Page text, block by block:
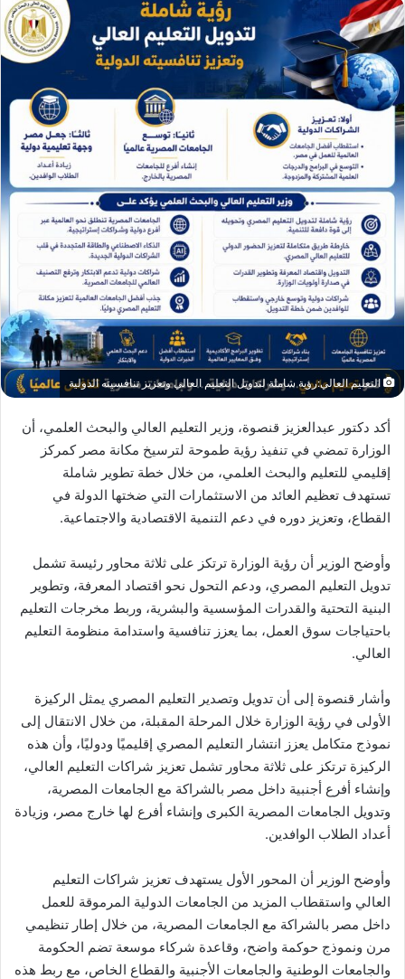
التعليم العالي:رؤية شاملة لتدويل التعليم العالي وتعزيز تنافسيته الدولية
أكد دكتور عبدالعزيز قنصوة، وزير التعليم العالي والبحث العلمي، أن
الوزارة تمضي في تنفيذ رؤية طموحة لترسيخ مكانة مصر كمركز
إقليمي للتعليم والبحث العلمي، من خلال خطة تطوير شاملة
تستهدف تعظيم العائد من الاستثمارات التي ضختها الدولة في
القطاع، وتعزيز دوره في دعم التنمية الاقتصادية والاجتماعية.
وأوضح الوزير أن رؤية الوزارة ترتكز على ثلاثة محاور رئيسة تشمل
تدويل التعليم المصري، ودعم التحول نحو اقتصاد المعرفة، وتطوير
البنية التحتية والقدرات المؤسسية والبشرية، وربط مخرجات التعليم
باحتياجات سوق العمل، بما يعزز تنافسية واستدامة منظومة التعليم
العالي.
وأشار قنصوة إلى أن تدويل وتصدير التعليم المصري يمثل الركيزة
الأولى في رؤية الوزارة خلال المرحلة المقبلة، من خلال الانتقال إلى
نموذج متكامل يعزز انتشار التعليم المصري إقليميًا ودوليًا، وأن هذه
الركيزة ترتكز على ثلاثة محاور تشمل تعزيز شراكات التعليم العالي،
وإنشاء أفرع أجنبية داخل مصر بالشراكة مع الجامعات المصرية،
وتدويل الجامعات المصرية الكبرى وإنشاء أفرع لها خارج مصر، وزيادة
أعداد الطلاب الوافدين.
وأوضح الوزير أن المحور الأول يستهدف تعزيز شراكات التعليم
العالي واستقطاب المزيد من الجامعات الدولية المرموقة للعمل
داخل مصر بالشراكة مع الجامعات المصرية، من خلال إطار تنظيمي
مرن ونموذج حوكمة واضح، وقاعدة شركاء موسعة تضم الحكومة
والجامعات الوطنية والجامعات الأجنبية والقطاع الخاص، مع ربط هذه